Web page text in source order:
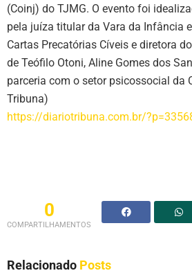
(Coinj) do TJMG. O evento foi
pela juíza titular da Vara da Infância
Cartas Precatórias Cíveis e diretora
de Teófilo Otoni, Aline Gomes dos
parceria com o setor psicossocial da
Tribuna)
https://diariotribuna.com.br/
0
COMPARTILHAMENTOS
Relacionado Posts